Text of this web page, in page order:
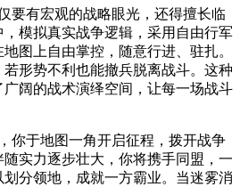
要有宏观的战略眼光，还得擅长临
模拟真实战争逻辑，采用自由行军
图上自由掌控，随意行进、驻扎。
形势不利也能撤兵脱离战斗。这种
阔的战术演绎空间，让每一场战斗
你于地图一角开启征程，拨开战争
实力逐步壮大，你将携手同盟，一
分领地，成就一方霸业。当迷雾消